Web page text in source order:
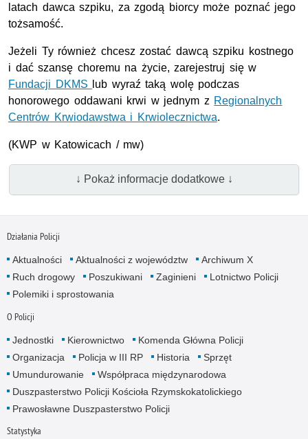
latach dawca szpiku, za zgodą biorcy może poznać jego
tożsamość.
Jeżeli Ty również chcesz zostać dawcą szpiku kostnego
i dać szansę choremu na życie, zarejestruj się w
Fundacji DKMS
lub wyraź taką wolę podczas
honorowego oddawani krwi w jednym z Regionalnych
Centrów Krwiodawstwa i Krwiolecznictwa.
(KWP w Katowicach / mw)
↓ Pokaż informacje dodatkowe ↓
Działania Policji
Aktualności Aktualności z województw
Archiwum X
Ruch drogowy
Poszukiwani Zaginieni
Lotnictwo Policji
Polemiki i sprostowania
O Policji
Jednostki Kierownictwo
Komenda Główna Policji
Organizacja
Policja w III RP Historia
Sprzęt
Umundurowanie
Współpraca międzynarodowa
Duszpasterstwo Policji Kościoła Rzymskokatolickiego
Prawosławne Duszpasterstwo Policji
Statystyka